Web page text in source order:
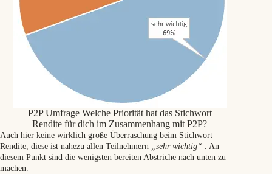
P2P Umfrage Welche Priorität hat das Stichwort
Rendite für dich im Zusammenhang mit P2P?
Auch hier keine wirklich große Überraschung beim Stichwort
Rendite, diese ist nahezu allen Teilnehmern „sehr wichtig“ . An
diesem Punkt sind die wenigsten bereiten Abstriche nach unten zu
machen.